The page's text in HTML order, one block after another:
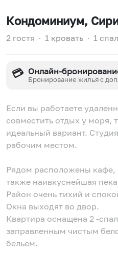
Кондоминиум,
2 гостя ∙ 1 кровать ∙ 1
💳 Онлайн-
Бронирование жилья с
Если вы работаете
совместить отдых у моря,
идеальный вариант.
рабочим местом.
Рядом расположены кафе,
также наивкуснейшая
Район очень тихий и
Окна выходят во двор.
Квартира оснащена 2 -
заправленным чистым
бельем.